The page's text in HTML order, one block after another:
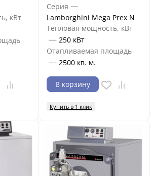
кВт
Серия —
Lamborghini Mega Prex N
Тепловая мощность, кВт
— 250 кВт
Отапливаемая площадь
— 2500 кв. м.
В корзину
Купить в 1 клик